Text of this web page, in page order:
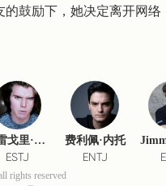
的鼓励下，她决定离开网络
格雷戈里·杰克逊（洋葱）
ESTJ
费利佩·内托
ENTJ
rights reserved